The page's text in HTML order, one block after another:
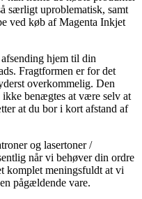
særligt uproblematisk, samt
ved køb af Magenta Inkjet
hjem til din
Fragtformen er for det
overkommelig. Den
benægtes at være selv at
at du bor i kort afstand af
og lasertoner /
når vi behøver din ordre
komplet meningsfuldt at vi
pågældende vare.